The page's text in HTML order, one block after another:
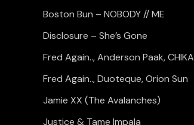
Boston Bun – NOBODY // ME
Disclosure – She’s Gone
Fred Again.., Anderson Paak, CHIKA
Fred Again.., Duoteque, Orion Sun
Jamie XX (The Avalanches)
Justice & Tame Impala